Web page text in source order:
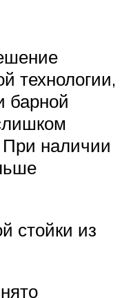
технологии,
барной
наличии
стойки из